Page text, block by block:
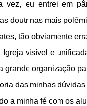
vez, eu entrei em
doutrinas mais
tão obviamente
Igreja visível e
grande organização
das minhas
a minha fé com os